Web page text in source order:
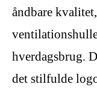
åndbare
hverdagsbrug.
det stilfulde